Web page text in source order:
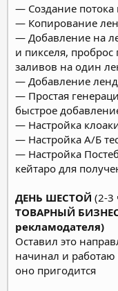
— Создание потока
— Копирование
— Добавление на
и пикселя, проброс
заливов на один
— Добавление
— Простая
быстрое
— Настройка
— Настройка А/Б
— Настройка
кейтаро для
ДЕНЬ ШЕСТОЙ (2-3
ТОВАРНЫЙ БИЗНЕС
рекламодателя)
Оставил это
начинал и работаю
оно пригодится